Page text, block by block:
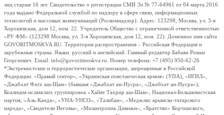
лиц старше 16 лет. Свидетельство о регистрации СМИ Эл № 77-64961 от 04 марта 2016
года выдано Федеральной службой по надзору в сфере связи, информационных
технологий и массовых коммуникаций (Роскомнадзор). Адрес: 123298, Москва, ул. 3-я
Хорошевская, дом 12, пом. 22. Учредитель Общество с ограниченной ответственностью
«РУ ФМ» (123298 Москва, ул. 3-я Хорошевская, дом 12, пом. 22). Доменное имя сайта
GOVORITMOSKVA.RU. Территория распространения – Российская Федерация и
зарубежные страны. Языки: русский и английский. Главный редактор Бабаян Роман
Георгиевич. Email: info@govoritmoskva.ru. Номер телефона: +7 (495) 950-62-26
*Экстремистские и террористические организации, запрещенные в Российской
Федерации: «Правый сектор», «Украинская повстанческая армия» (УПА), «ИГИЛ»,
«Джабхат Фатх аш-Шам» (бывшая «Джабхат ан-Нусра», «Джебхат ан-Нусра»),
Коалиция исламских группировок «Хайят Тахрир аш-Шам», Национал-Большевистская
партия, «Аль-Каида», «УНА-УНСО», «Талибан», «Меджлис крымско-татарского
народа», «Свидетели Иеговы», «Мизантропик Дивижн», «Братство» Корчинского,